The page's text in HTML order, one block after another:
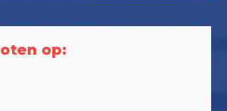
op: